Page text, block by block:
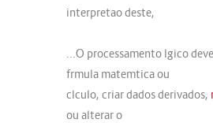
interpretao deste,
...O processamento lgico
frmula matemtica ou
clculo, criar dados derivados,
ou alterar o